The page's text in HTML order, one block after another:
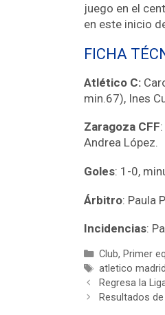
juego en el
en este inicio
FICHA
Atlético C:
min.67), Ines
Zaragoza CFF
Andrea López.
Goles: 1-0,
Árbitro: Paula
Incidencias:
Club, Primer
atletico madrid
Regresa la
Resultados